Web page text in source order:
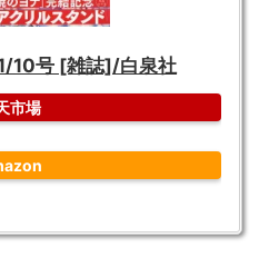
10号 [雑誌]/白泉社
市場